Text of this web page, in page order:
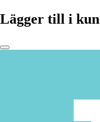
Lägger till i